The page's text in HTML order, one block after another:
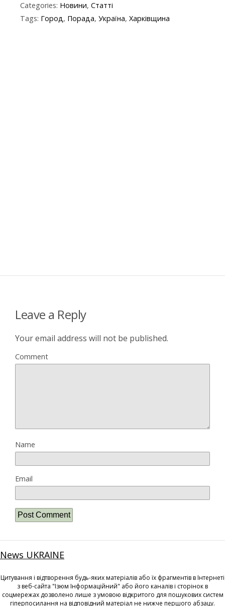
e
b
itt
er
e
gr
er at y
p
t ai
Categories: Новини, Статті
Tags: Город, Порада, Україна, Харківщина
Leave a Reply
Your email address will not be published.
Comment
Name
Email
News UKRAINE
Цитування і відтворення будь-яких матеріалів або їх фрагментів в Інтернеті
з веб-сайта "Ізюм Інформаційний" або його каналів і сторінок в
соцмережах дозволено лише з умовою відкритого для пошукових систем
гіперпосилання на відповідний матеріал не нижче першого абзацу.